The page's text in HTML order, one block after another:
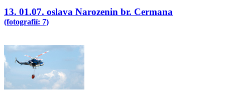
13. 01.07. oslava Narozenin br. Cermana
(fotografií: 7)